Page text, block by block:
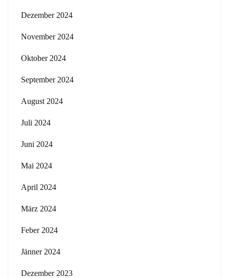
Dezember 2024
November 2024
Oktober 2024
September 2024
August 2024
Juli 2024
Juni 2024
Mai 2024
April 2024
März 2024
Feber 2024
Jänner 2024
Dezember 2023